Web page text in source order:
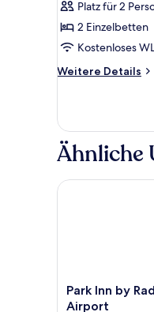
anzeigen
Platz für 2
2 Einzelbetten
Kostenloses
Weitere Details
Weitere
Doppelzimmer
Ähnliche
Park
Inn
Park Inn by
Airport
Park Inn by